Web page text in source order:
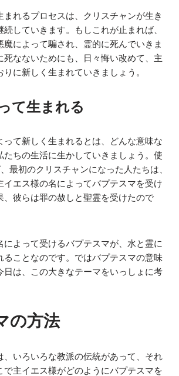
まれるプロセスは、クリスチャンが生き
していきます。もしこれが止まれば、
魔によって騙され、霊的に死んでいきま
死なないためにも、日々悔い改めて、主
に新しく生まれていきましょう。
て生まれる
って新しく生まれるとは、どんな意味な
たちの生活に生かしていきましょう。使
最初のクリスチャンになった人たちは、
イエス様の名によってバプテスマを受け
、彼らは罪の赦しと聖霊を受けたので
によって受けるバプテスマが、水と霊に
ることなのです。ではバプテスマの意味
日は、この大きなテーマをいっしょに考
の方法
、いろいろな教派の伝統があって、それ
で主イエス様がどのようにバプテスマを